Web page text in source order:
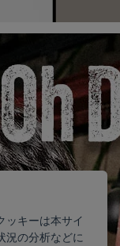
キーは本サイ
況の分析などに